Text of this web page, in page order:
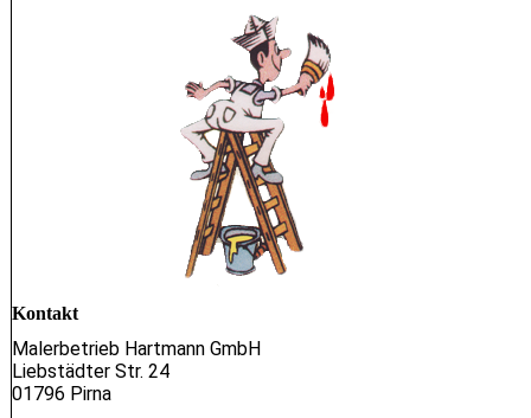
Kontakt
Malerbetrieb Hartmann GmbH
Liebstädter Str. 24
01796 Pirna